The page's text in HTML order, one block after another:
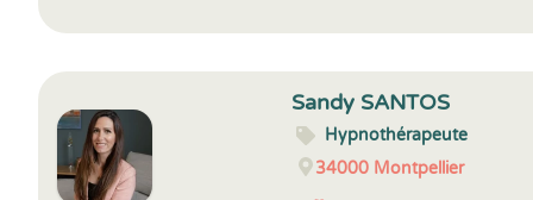
Sandy SANTOS
Hypnothérapeute
34000 Montpellier